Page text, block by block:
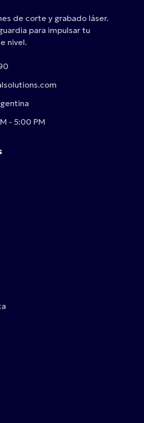
de corte y grabado láser.
para impulsar tu
nivel.
- 5:00 PM